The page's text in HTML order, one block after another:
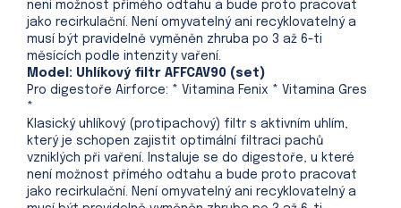
není možnost přímého odtahu a bude proto pracovat
jako recirkulační. Není omyvatelný ani recyklovatelný a
musí být pravidelně vyměněn zhruba po 3 až 6-ti
měsících podle intenzity vaření.
Model: Uhlíkový filtr AFFCAV90 (set)
Pro digestoře Airforce: * Vitamina Fenix * Vitamina Gres
*
Klasický uhlíkový (protipachový) filtr s aktivním uhlím,
který je schopen zajistit optimální filtraci pachů
vzniklých při vaření. Instaluje se do digestoře, u které
není možnost přímého odtahu a bude proto pracovat
jako recirkulační. Není omyvatelný ani recyklovatelný a